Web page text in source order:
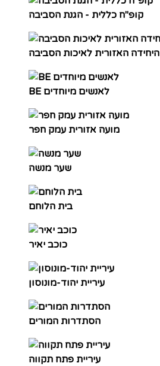
קופ"ח כללית - הגנת הסביבה
היחידה האזורית לאיכות הסביבה
BE לאנשים מיוחדים
מועה אזורית עמק חפר
שער מנשה
בית הלוחם
כוכב יאיר
עיריית יהוד-מונוסון
הסתדרות המורים
עיריית פתח תקווה